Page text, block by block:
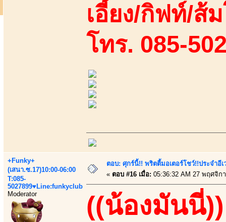
เอี้ยง/กิฟท์/ส้
โทร. 085-
+Funky+
(เสนา.ซ.17)10:00-06:00
T:085-
5027899♥Line:funkyclub
Moderator
ตอบ: ศุกร์นี้!! พริตตี้มอเตอร์โชว์!!ประจำอี
« ตอบ #16 เมื่อ: 05:36:32 AM 27 พฤศจิก
((น้องมันนี่))